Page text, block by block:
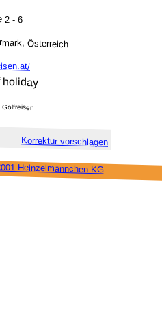
2 - 6
Österreich
holiday
Korrektur vor­schlagen
Heinzel­männchen KG